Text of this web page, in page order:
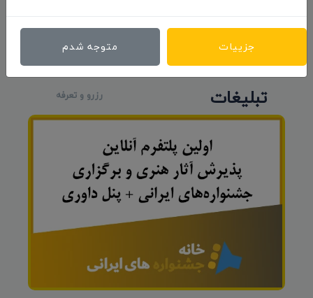
ارسال نظر
تبلیغات رزرو و تعرفه
جزییات متوجه شدم